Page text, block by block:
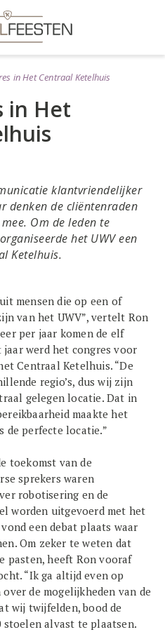
in Het Centraal Ketelhuis
in Het
klantvriendelijker
denken de cliëntenraden
Om de leden te
het UWV een
Ketelhuis.
mensen die op een of
van het UWV”, vertelt Ron
per jaar komen de elf
werd het congres voor
Centraal Ketelhuis. “De
regio’s, dus wij zijn
gelegen locatie. Dat in
maakte het
de perfecte locatie.”
toekomst van de
sprekers waren
robotisering en de
worden uitgevoerd met het
een debat plaats waar
Om zeker te weten dat
pasten, heeft Ron vooraf
“Ik ga altijd even op
de mogelijkheden van de
wij twijfelden, bood de
stoelen alvast te plaatsen.